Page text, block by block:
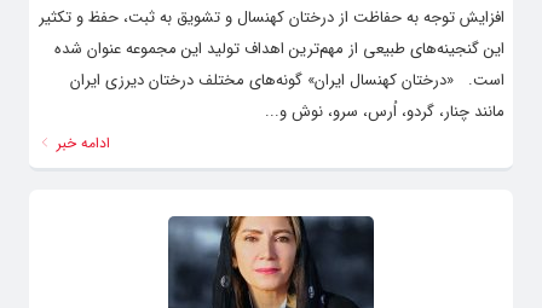
افزایش توجه به حفاظت از درختان کهنسال و تشویق به ثبت، حفظ و تکثیر
این گنجینه‌های طبیعی از مهم‌ترین اهداف تولید این مجموعه عنوان شده
است. «درختان کهنسال ایران» گونه‌های مختلف درختان دیرزی ایران
مانند چنار، گردو، اُرس، سرو، نوش و...
ادامه خبر